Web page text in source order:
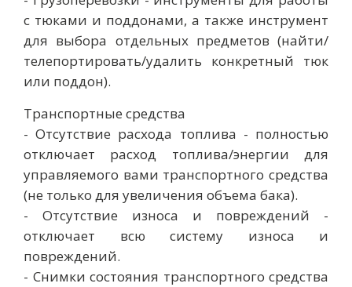
с тюками и поддонами, а также инструмент
для выбора отдельных предметов (найти/
телепортировать/удалить конкретный тюк
или поддон).
Транспортные средства
- Отсутствие расхода топлива - полностью
отключает расход топлива/энергии для
управляемого вами транспортного средства
(не только для увеличения объема бака).
- Отсутствие износа и повреждений -
отключает всю систему износа и
повреждений.
- Снимки состояния транспортного средства